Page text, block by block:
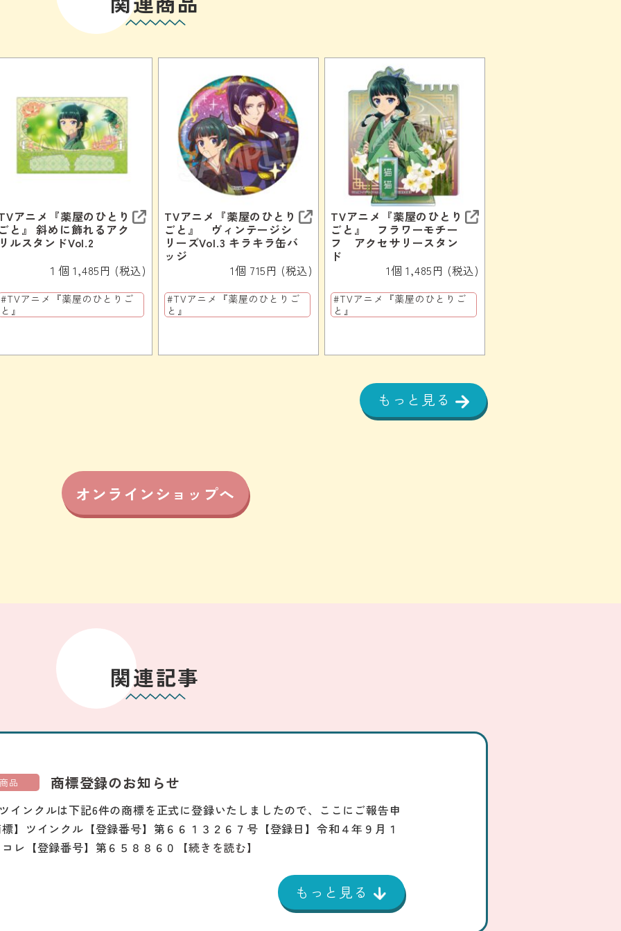
アニメ『薬屋のひとり
と』 斜めに飾れるアク
ルスタンドVol.2
１個 1,485円 (税込)
#TVアニメ『薬屋のひとりご
と』
TVアニメ『薬屋のひとり
ごと』 ヴィンテージシ
リーズVol.3 キラキラ缶バ
ッジ
1個 715円 (税込)
#TVアニメ『薬屋のひとりご
と』
TVアニメ『薬屋のひとり
ごと』 フラワーモチー
フ アクセサリースタン
ド
1個 1,485円 (税込)
#TVアニメ『薬屋のひとりご
と』
もっと見る
オンラインショップへ
関連記事
商品 商標登録のお知らせ
インクルは下記6件の商標を正式に登録いたしましたので、ここにご報告申
】ツインクル【登録番号】第６６１３２６７号【登録日】令和４年９月１
レ【登録番号】第６５８８６０
【続きを読む】